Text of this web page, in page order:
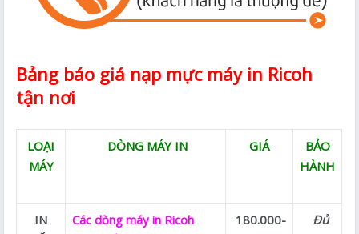
Bảng báo giá nạp mực máy in Ricoh
tận nơi
LOẠI
MÁY
DÒNG MÁY IN GIÁ
BẢO
HÀNH
IN
Các dòng máy in Ricoh
180.000-
Đủ